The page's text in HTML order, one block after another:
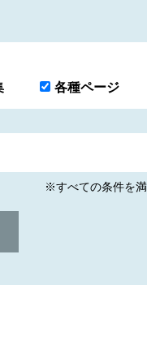
各種ページ
※すべての条件を満